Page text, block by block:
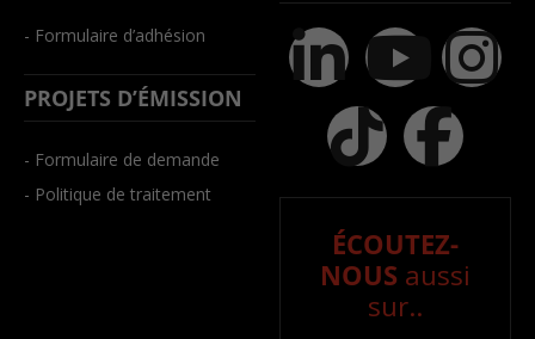
- Formulaire d’adhésion
PROJETS D’ÉMISSION
- Formulaire de demande
- Politique de traitement
ÉCOUTEZ-
NOUS aussi
sur..